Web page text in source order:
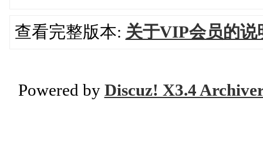
查看完整版本: 关于VIP会员的说
Powered by Discuz! X3.4